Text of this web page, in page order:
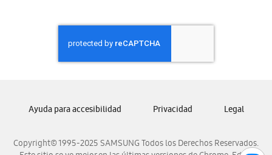
Samsung Honduras
Samsung Nicaragua
Samsung Panamá
Samsung Venezuela
Copyright© 1995-2025 SAMSUNG Todos los Derechos Reservados.
Ayuda para accesibilidad Privacidad Legal